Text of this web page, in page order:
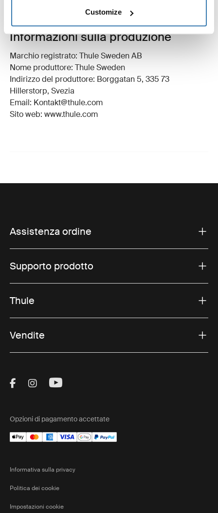
Customize
Informazioni sulla produzione
Marchio registrato: Thule Sweden AB
Nome produttore: Thule Sweden
Indirizzo del produttore: Borggatan 5, 335 73
Hillerstorp, Svezia
Email: Kontakt@thule.com
Sito web: www.thule.com
Assistenza ordine
Supporto prodotto
Thule
Vendite
Visit Thule on Facebook (external link)
Visit Thule on Instagram (external link)
Visit Thule on Youtube (external
Opzioni di pagamento accettate
Informativa sulla privacy
Politica dei cookie
Impostazioni cookie